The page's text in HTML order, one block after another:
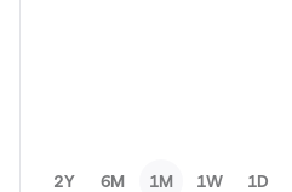
2Y 6M 1M 1W 1D